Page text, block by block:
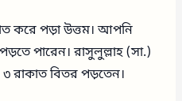
করে পড়া উত্তম। আপনি
পারেন। রাসুলুল্লাহ (সা.)
রাকাত বিতর পড়তেন।